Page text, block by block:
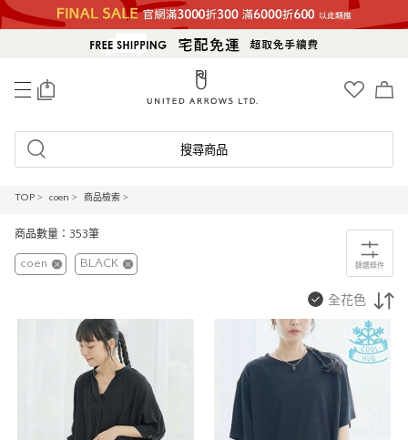
搜尋商品
TOP > coen > 商品檢索 >
商品數量：353筆
篩選條件
coen BLACK
全花色